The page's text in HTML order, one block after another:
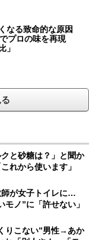
なる致命的な原因
プロの味を再現
」
と砂糖は？」と聞か
れから使います」
師が女子トイレに…
ノ”に「許せない」
りこない”男性→あか